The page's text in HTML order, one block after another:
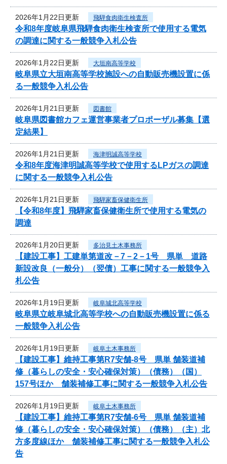
2026年1月22日更新 飛騨食肉衛生検査所
令和8年度岐阜県飛騨食肉衛生検査所で使用する電気
の調達に関する一般競争入札公告
2026年1月22日更新 大垣南高等学校
岐阜県立大垣南高等学校施設への自動販売機設置に係
る一般競争入札公告
2026年1月21日更新 図書館
岐阜県図書館カフェ運営事業者プロポーザル募集【選
定結果】
2026年1月21日更新 海津明誠高等学校
令和8年度海津明誠高等学校で使用するLPガスの調達
に関する一般競争入札公告
2026年1月21日更新 飛騨家畜保健衛生所
【令和8年度】飛騨家畜保健衛生所で使用する電気の
調達
2026年1月20日更新 多治見土木事務所
【建設工事】工建単第道改－7－2－1号 県単 道路
新設改良（一般分）（翌債）工事に関する一般競争入
札公告
2026年1月19日更新 岐阜城北高等学校
岐阜県立岐阜城北高等学校への自動販売機設置に係る
一般競争入札公告
2026年1月19日更新 岐阜土木事務所
【建設工事】維持工事第R7安舗-8号 県単 舗装道補
修（暮らしの安全・安心確保対策）（債務）（国）
157号ほか 舗装補修工事に関する一般競争入札公告
2026年1月19日更新 岐阜土木事務所
【建設工事】維持工事第R7安舗-6号 県単 舗装道補
修（暮らしの安全・安心確保対策）（債務）（主）北
方多度線ほか 舗装補修工事に関する一般競争入札公
告